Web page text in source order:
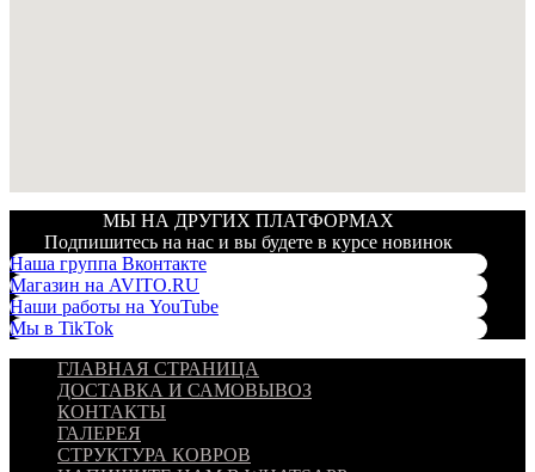
МЫ НА ДРУГИХ ПЛАТФОРМАХ
Подпишитесь на нас и вы будете в курсе новинок
Наша группа Вконтакте
Магазин на AVITO.RU
Наши работы на YouTube
Мы в TikTok
ГЛАВНАЯ СТРАНИЦА
ДОСТАВКА И САМОВЫВОЗ
КОНТАКТЫ
ГАЛЕРЕЯ
СТРУКТУРА КОВРОВ